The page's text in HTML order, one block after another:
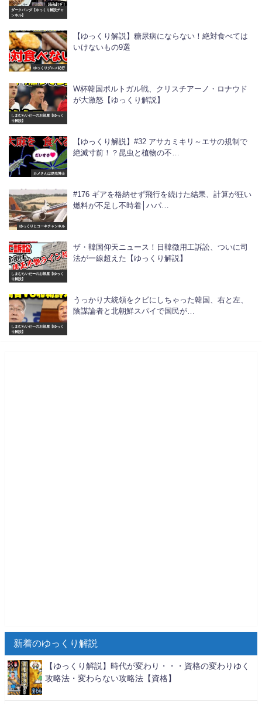
ダークパンダ【ゆっくり解説チャ
ンネル】
ゆっくりグルメ紀行
【ゆっくり解説】糖尿病にならない！絶対食べては
いけないもの9選
しまむらいだーのお部屋【ゆっく
り解説】
W杯韓国ポルトガル戦、クリスチアーノ・ロナウド
が大激怒【ゆっくり解説】
カメさんは昆虫博士
【ゆっくり解説】#32 アサカミキリ～エサの規制で
絶滅寸前！？昆虫と植物の不…
ゆっくりヒコーキチャンネル
#176 ギアを格納せず飛行を続けた結果、計算が狂い
燃料が不足し不時着│ハパ…
しまむらいだーのお部屋【ゆっく
り解説】
ザ・韓国仰天ニュース！日韓徴用工訴訟、ついに司
法が一線超えた【ゆっくり解説】
しまむらいだーのお部屋【ゆっく
り解説】
うっかり大統領をクビにしちゃった韓国、右と左、
陰謀論者と北朝鮮スパイで国民が…
新着のゆっくり解説
【ゆっくり解説】時代が変わり・・・資格の変わりゆく
攻略法・変わらない攻略法【資格】